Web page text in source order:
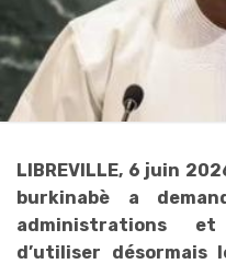
LIBREVILLE, 6 juin
burkinabè a
administrations
d’utiliser désormais